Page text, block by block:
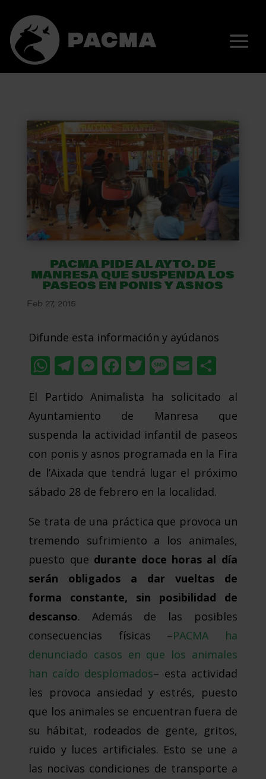
PACMA PIDE AL AYTO. DE
MANRESA QUE SUSPENDA LOS
PASEOS EN PONIS Y ASNOS
Feb 27, 2015
Difunde esta información y ayúdanos
WhatsApp
Telegram
Messenger
Facebook
Twitter
Message
Email
El Partido Animalista ha solicitado al
Ayuntamiento de Manresa que
suspenda la actividad infantil de paseos
con ponis y asnos programada en la Fira
de l’Aixada que tendrá lugar el próximo
sábado 28 de febrero en la localidad.
Se trata de una práctica que provoca un
tremendo sufrimiento a los animales,
puesto que durante doce horas al día
serán obligados a dar vueltas de
forma constante, sin posibilidad de
descanso. Además de las posibles
consecuencias físicas –PACMA ha
denunciado casos en que los animales
han caído desplomados– esta actividad
les provoca ansiedad y estrés, puesto
que los animales se encuentran fuera de
su hábitat, rodeados de gente, gritos,
ruido y luces artificiales. Esto se une a
las nocivas condiciones de transporte a